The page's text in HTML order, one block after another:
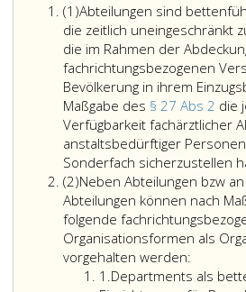
(1)Absatz
eins
Abteilungen sind
die zeitlich uneingeschränkt
die im Rahmen der
fachrichtungsbezogenen
Bevölkerung in ihrem
Maßgabe des § 27 Abs 2 die
Verfügbarkeit fachärztlicher
anstaltsbedürftiger
Sonderfach sicherzustellen
(2)Absatz
2
Neben Abteilungen bzw
Abteilungen können nach
folgende
Organisationsformen als
vorgehalten werden:
1.Ziffer
Departments als